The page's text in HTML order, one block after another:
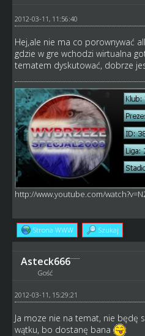
2012-03-11, 11:56:40
Hej,ale nie ma co porownywać
gdzie w gre wchodzi wirtualna
tematem dyskutować, dobrze
http://www.youtube.com/
Strona WWW Szukaj
Asteck666
Gość
2012-03-11, 15:29:21
Ja moze nie na temat, nie będę
wątku, bo dostanę bana